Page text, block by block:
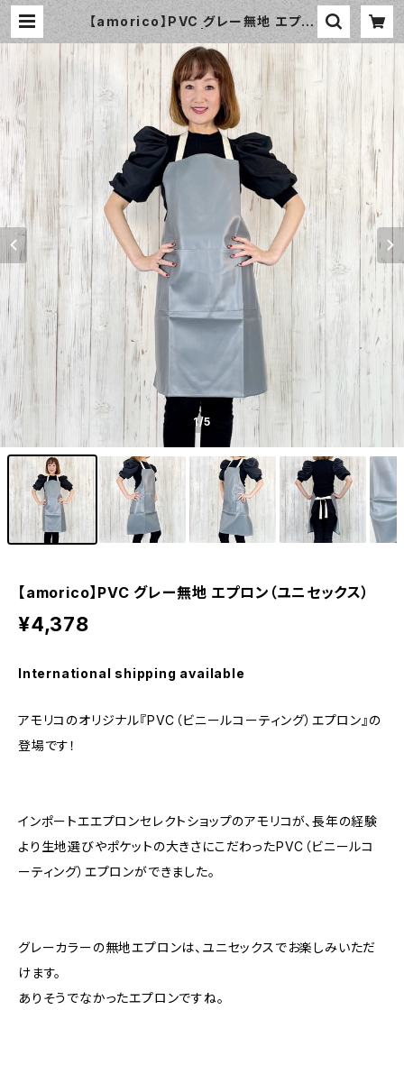
【amorico】PVC グレー無地 エプロ
ン（ユニセックス） | おしゃれなエプロ
ン通販のamorico（アモリコ）☆イン
ポートエプロン専門店
1/5
【amorico】PVC グレー無地 エプロン（ユニセックス）
¥4,378
International shipping available
アモリコのオリジナル『PVC（ビニールコーティング）エプロン』の
登場です！
インポートエエプロンセレクトショップのアモリコが、長年の経験
より生地選びやポケットの大きさにこだわったPVC（ビニールコ
ーティング）エプロンができました。
グレーカラーの無地エプロンは、ユニセックスでお楽しみいただ
けます。
ありそうでなかったエプロンですね。